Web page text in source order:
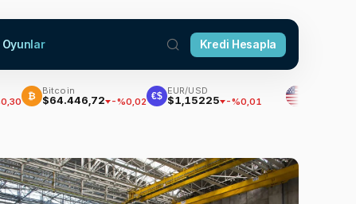
Oyunlar Kredi Hesapla
Bitcoin
$64.446,72 -%0,02 €$
EUR/USD
$1,15225 -%0,01
Dolar
47,7019